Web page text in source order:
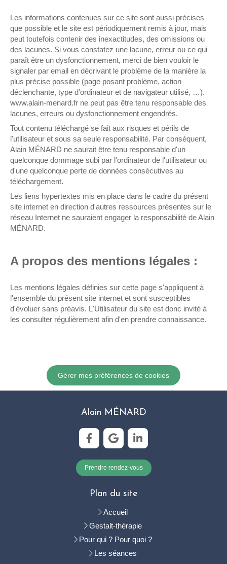
Les informations contenues sur ce site sont aussi précises
que possible et le site est périodiquement remis à jour, mais
peut toutefois contenir des inexactitudes, des omissions ou
des lacunes. Si vous constatez une lacune, erreur ou ce qui
paraît être un dysfonctionnement, merci de bien vouloir le
signaler par email en décrivant le problème de la manière la
plus précise possible (page posant problème, action
déclenchante, type d’ordinateur et de navigateur utilisé, …).
www.alain-menard.fr ne peut pas être tenu responsable des
lacunes, erreurs ou dysfonctionnement engendrés.
Tout contenu téléchargé se fait aux risques et périls de
l'utilisateur et sous sa seule responsabilité. Par conséquent,
Alain MÉNARD ne saurait être tenu responsable d'un
quelconque dommage subi par l'ordinateur de l'utilisateur ou
d'une quelconque perte de données consécutives au
téléchargement.
Les liens hypertextes mis en place dans le cadre du présent
site internet en direction d'autres ressources présentes sur le
réseau Internet ne sauraient engager la responsabilité de Alain
MÉNARD.
A propos des mentions légales :
Les mentions légales définies sur cette page s'appliquent à
l'ensemble du présent site internet et sont susceptibles
d'évoluer sans préavis. L'Utilisateur du site est donc invité à
les consulter régulièrement afin d'en prendre connaissance.
Gérer mes préférences de cookies
Alain MÉNARD
Prendre rendez-vous
Plan du site
Accueil
Gestalt-thérapie
Pour qui ? Pour quoi ?
Les séances